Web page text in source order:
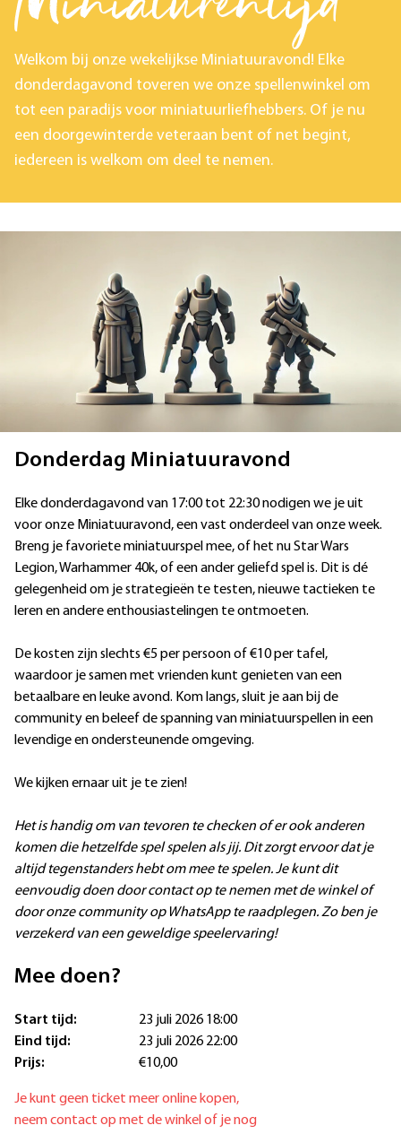
Welkom bij onze wekelijkse Miniatuuravond! Elke
donderdagavond toveren we onze spellenwinkel om
tot een paradijs voor miniatuurliefhebbers. Of je nu
een doorgewinterde veteraan bent of net begint,
iedereen is welkom om deel te nemen.
Donderdag Miniatuuravond
Elke donderdagavond van 17:00 tot 22:30 nodigen we je uit
voor onze Miniatuuravond, een vast onderdeel van onze week.
Breng je favoriete miniatuurspel mee, of het nu Star Wars
Legion, Warhammer 40k, of een ander geliefd spel is. Dit is dé
gelegenheid om je strategieën te testen, nieuwe tactieken te
leren en andere enthousiastelingen te ontmoeten.
De kosten zijn slechts €5 per persoon of €10 per tafel,
waardoor je samen met vrienden kunt genieten van een
betaalbare en leuke avond. Kom langs, sluit je aan bij de
community en beleef de spanning van miniatuurspellen in een
levendige en ondersteunende omgeving.
We kijken ernaar uit je te zien!
Het is handig om van tevoren te checken of er ook anderen
komen die hetzelfde spel spelen als jij. Dit zorgt ervoor dat je
altijd tegenstanders hebt om mee te spelen. Je kunt dit
eenvoudig doen door contact op te nemen met de winkel of
door onze community op WhatsApp te raadplegen. Zo ben je
verzekerd van een geweldige speelervaring!
Mee doen?
Start tijd:
23 juli 2026 18:00
Eind tijd:
23 juli 2026 22:00
Prijs:
€10,00
Je kunt geen ticket meer online kopen,
neem contact op met de winkel of je nog